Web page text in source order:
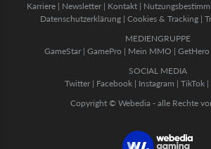
Karriere | Newsletter | Kontakt |
Datenschutzerklärung | Cookies & Tracking |
MEDIENGRUPPE
GameStar| GamePro | Mein MMO | GetHero
SOCIAL MEDIA
Twitter | Facebook | Instagram | TikTok |
Copyright © Webedia - alle Rechte